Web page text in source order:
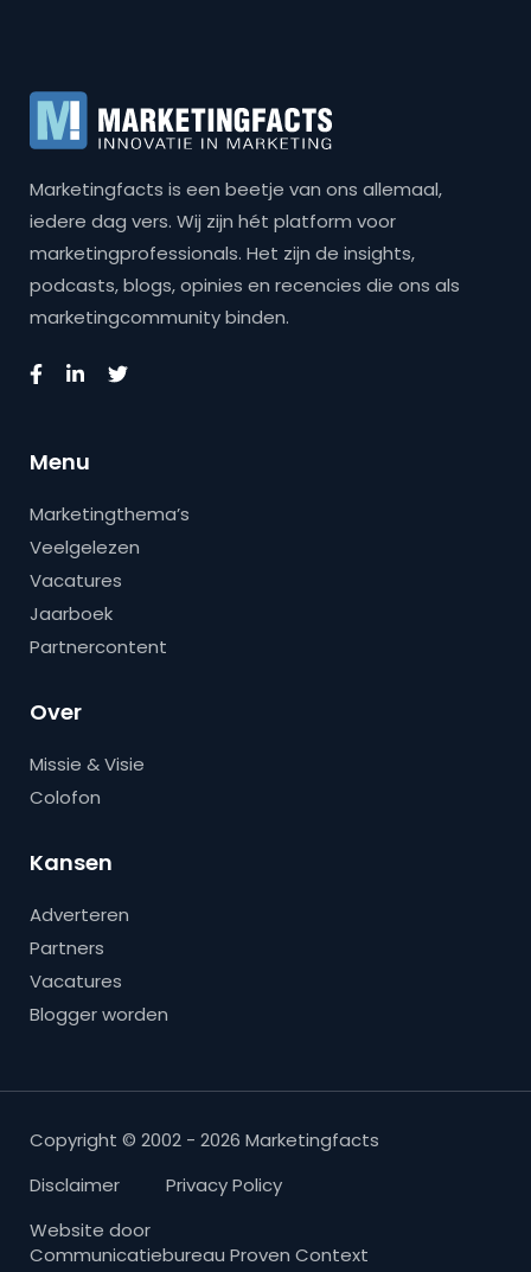
Marketingfacts is een beetje van ons allemaal,
iedere dag vers. Wij zijn hét platform voor
marketingprofessionals. Het zijn de insights,
podcasts, blogs, opinies en recencies die ons als
marketingcommunity binden.
Menu
Marketingthema’s
Veelgelezen
Vacatures
Jaarboek
Partnercontent
Over
Missie & Visie
Colofon
Kansen
Adverteren
Partners
Vacatures
Blogger worden
Copyright © 2002 - 2026 Marketingfacts
Disclaimer
Privacy Policy
Website door
Communicatiebureau Proven Context